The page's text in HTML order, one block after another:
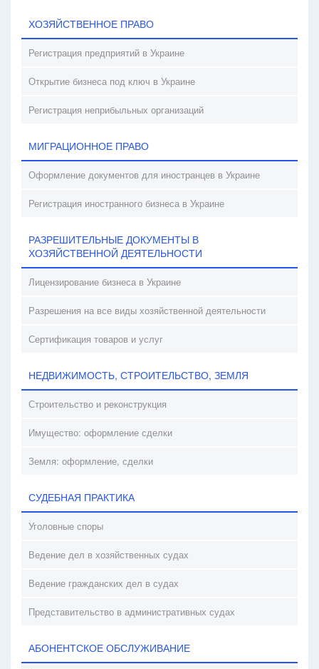
ХОЗЯЙСТВЕННОЕ ПРАВО
Регистрация предприятий в Украине
Открытие бизнеса под ключ в Украине
Регистрация неприбыльных организаций
МИГРАЦИОННОЕ ПРАВО
Оформление документов для иностранцев в Украине
Регистрация иностранного бизнеса в Украине
РАЗРЕШИТЕЛЬНЫЕ ДОКУМЕНТЫ В
ХОЗЯЙСТВЕННОЙ ДЕЯТЕЛЬНОСТИ
Лицензирование бизнеса в Украине
Разрешения на все виды хозяйственной деятельности
Сертификация товаров и услуг
НЕДВИЖИМОСТЬ, СТРОИТЕЛЬСТВО, ЗЕМЛЯ
Строительство и реконструкция
Имущество: оформление сделки
Земля: оформление, сделки
СУДЕБНАЯ ПРАКТИКА
Уголовные споры
Ведение дел в хозяйственных судах
Ведение гражданских дел в судах
Представительство в административных судах
АБОНЕНТСКОЕ ОБСЛУЖИВАНИЕ